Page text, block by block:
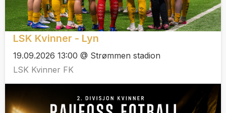
LSK Kvinner - Lyn
19.09.2026 13:00 @ Strømmen stadion
LSK Kvinner FK